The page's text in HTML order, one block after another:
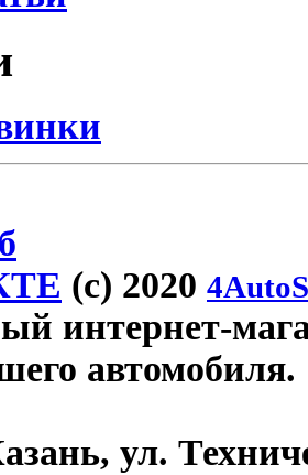
(c) 2020
интернет-
автомобиля.
ул.